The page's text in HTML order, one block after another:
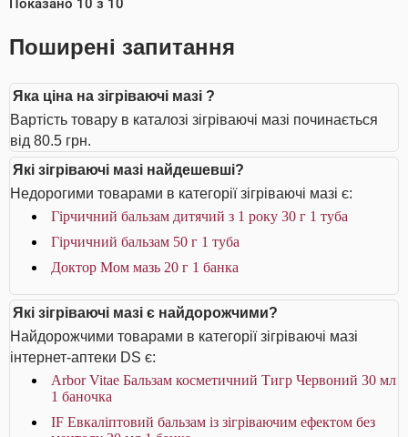
Показано 10 з 10
Поширені запитання
Яка ціна на зігріваючі мазі ?
Вартість товару в каталозі зігріваючі мазі починається
від 80.5 грн.
Які зігріваючі мазі найдешевші?
Недорогими товарами в категорії зігріваючі мазі є:
Гірчичний бальзам дитячий з 1 року 30 г 1 туба
Гірчичний бальзам 50 г 1 туба
Доктор Мом мазь 20 г 1 банка
Які зігріваючі мазі є найдорожчими?
Найдорожчими товарами в категорії зігріваючі мазі
інтернет-аптеки DS є:
Arbor Vitae Бальзам косметичний Тигр Червоний 30 мл
1 баночка
IF Евкаліптовий бальзам із зігріваючим ефектом без